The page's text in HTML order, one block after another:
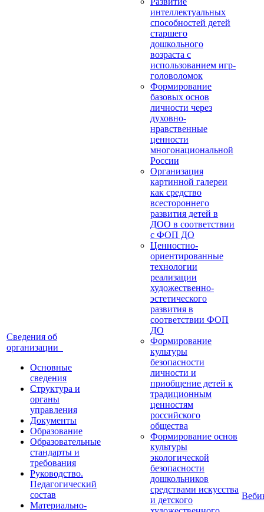
Сведения об
организации
Основные
сведения
Структура и
органы
управления
Документы
Образование
Образовательные
стандарты и
требования
Руководство.
Педагогический
состав
Материально-
интеллектуальных
способностей детей
старшего
дошкольного
возраста с
использованием игр-
головоломок
Формирование
базовых основ
личности через
духовно-
нравственные
ценности
многонациональной
России
Организация
картинной галереи
как средство
всестороннего
развития детей в
ДОО в соответствии
с ФОП ДО
Ценностно-
ориентированные
технологии
реализации
художественно-
эстетического
развития в
соответствии ФОП
ДО
Формирование
культуры
безопасности
личности и
приобщение детей к
традиционным
ценностям
российского
общества
Формирование основ
культуры
экологической
безопасности
дошкольников
средствами искусства
и детского